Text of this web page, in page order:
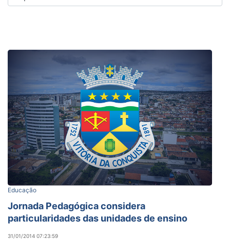
Educação
Jornada Pedagógica considera
particularidades das unidades de ensino
31/01/2014 07:23:59